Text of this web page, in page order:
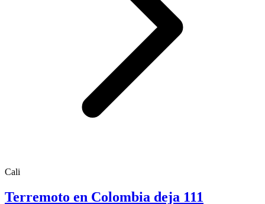
Cali
Terremoto en Colombia deja 111